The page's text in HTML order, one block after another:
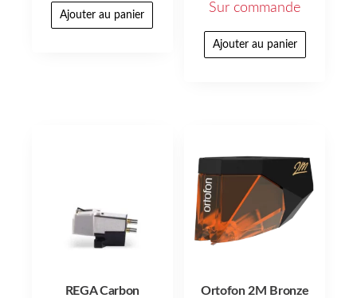
Ajouter au panier Sur commande
Ajouter au panier
REGA Carbon Ortofon 2M Bronze